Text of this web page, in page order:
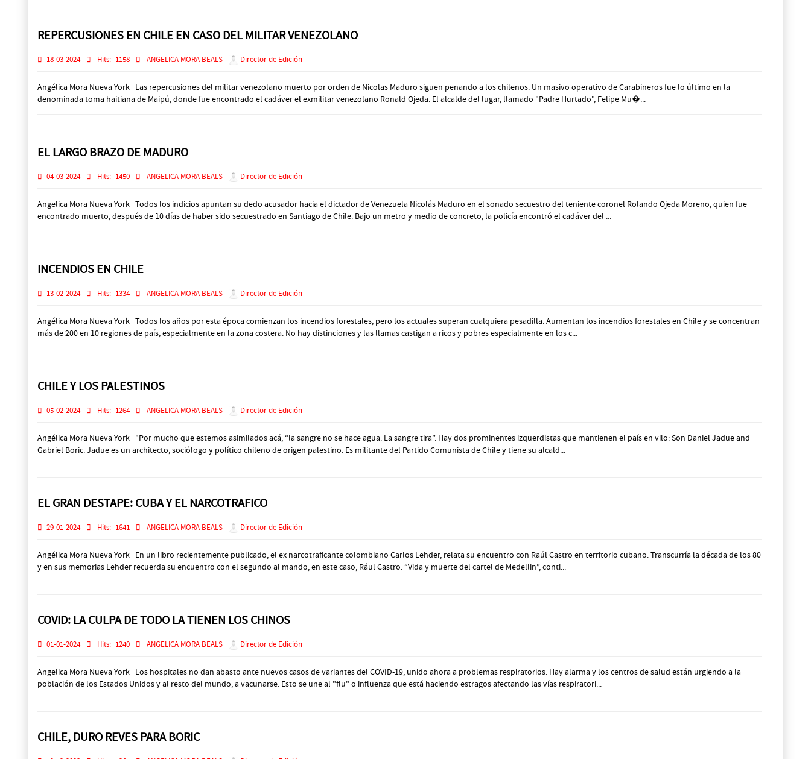
REPERCUSIONES EN CHILE EN CASO DEL MILITAR VENEZOLANO
18-03-2024 Hits: 1158 ANGELICA MORA BEALS Director de Edición
Angélica Mora Nueva York Las repercusiones del militar venezolano muerto por orden de Nicolas Maduro siguen penando a los chilenos. Un masivo operativo de Carabineros fue lo último en la
denominada toma haitiana de Maipú, donde fue encontrado el cadáver el exmilitar venezolano Ronald Ojeda. El alcalde del lugar, llamado "Padre Hurtado", Felipe Mu�...
EL LARGO BRAZO DE MADURO
04-03-2024 Hits: 1450 ANGELICA MORA BEALS Director de Edición
Angelica Mora Nueva York Todos los indicios apuntan su dedo acusador hacia el dictador de Venezuela Nicolás Maduro en el sonado secuestro del teniente coronel Rolando Ojeda Moreno, quien fue
encontrado muerto, después de 10 días de haber sido secuestrado en Santiago de Chile. Bajo un metro y medio de concreto, la policía encontró el cadáver del ...
INCENDIOS EN CHILE
13-02-2024 Hits: 1334 ANGELICA MORA BEALS Director de Edición
Angélica Mora Nueva York Todos los años por esta época comienzan los incendios forestales, pero los actuales superan cualquiera pesadilla. Aumentan los incendios forestales en Chile y se concentran
más de 200 en 10 regiones de país, especialmente en la zona costera. No hay distinciones y las llamas castigan a ricos y pobres especialmente en los c...
CHILE Y LOS PALESTINOS
05-02-2024 Hits: 1264 ANGELICA MORA BEALS Director de Edición
Angélica Mora Nueva York "Por mucho que estemos asimilados acá, “la sangre no se hace agua. La sangre tira”. Hay dos prominentes izquerdistas que mantienen el país en vilo: Son Daniel Jadue and
Gabriel Boric. Jadue es un architecto, sociólogo y político chileno de origen palestino. Es militante del Partido Comunista de Chile y tiene su alcald...
EL GRAN DESTAPE: CUBA Y EL NARCOTRAFICO
29-01-2024 Hits: 1641 ANGELICA MORA BEALS Director de Edición
Angélica Mora Nueva York En un libro recientemente publicado, el ex narcotraficante colombiano Carlos Lehder, relata su encuentro con Raúl Castro en territorio cubano. Transcurría la década de los 80
y en sus memorias Lehder recuerda su encuentro con el segundo al mando, en este caso, Rául Castro. “Vida y muerte del cartel de Medellin”, conti...
COVID: LA CULPA DE TODO LA TIENEN LOS CHINOS
01-01-2024 Hits: 1240 ANGELICA MORA BEALS Director de Edición
Angelica Mora Nueva York Los hospitales no dan abasto ante nuevos casos de variantes del COVID-19, unido ahora a problemas respiratorios. Hay alarma y los centros de salud están urgiendo a la
población de los Estados Unidos y al resto del mundo, a vacunarse. Esto se une al "flu" o influenza que está haciendo estragos afectando las vías respiratori...
CHILE, DURO REVES PARA BORIC